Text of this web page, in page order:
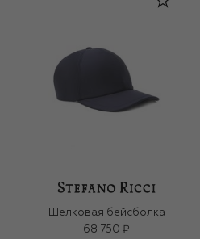
Шелковая бейсболка
68 750 ₽